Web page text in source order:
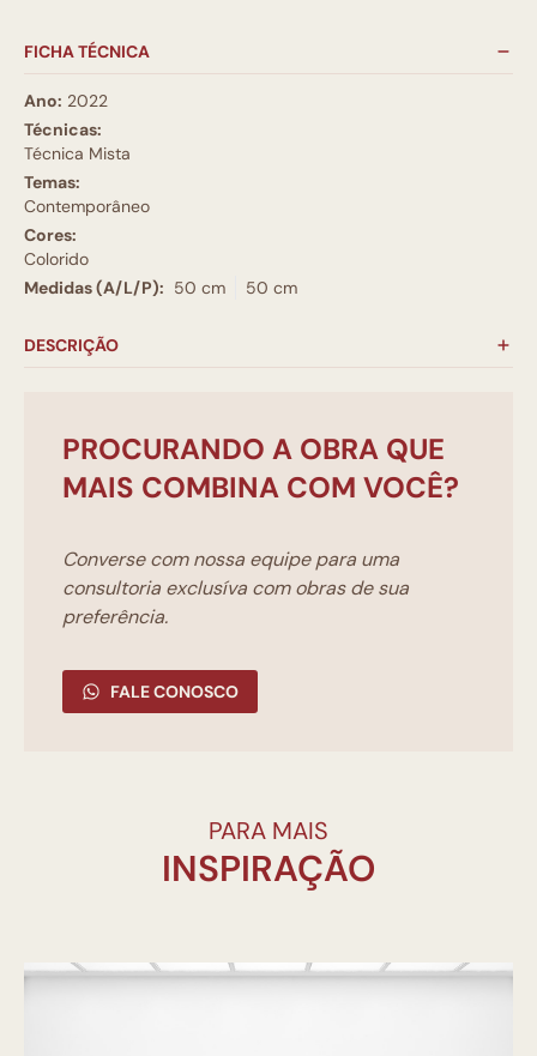
FICHA TÉCNICA
Ano: 2022
Técnicas:
Técnica Mista
Temas:
Contemporâneo
Cores:
Colorido
Medidas (A/L/P): 50 cm 50 cm
DESCRIÇÃO
PROCURANDO A OBRA QUE
MAIS COMBINA COM VOCÊ?
Converse com nossa equipe para uma
consultoria exclusíva com obras de sua
preferência.
FALE CONOSCO
PARA MAIS
INSPIRAÇÃO